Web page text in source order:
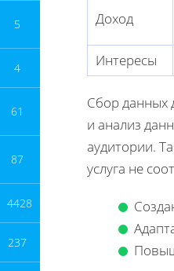
5
4
61
87
4428
237
Доход
Интересы
Сбор данных
и анализ
аудитории.
услуга не